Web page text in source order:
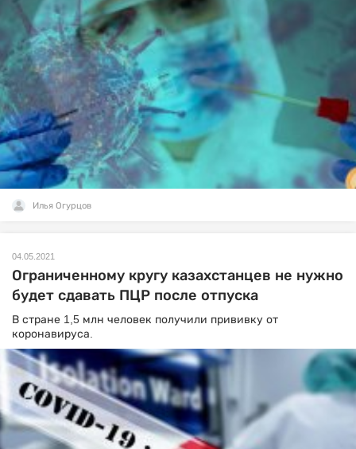
Илья Огурцов
04.05.2021
Ограниченному кругу казахстанцев не нужно
будет сдавать ПЦР после отпуска
В стране 1,5 млн человек получили прививку от
коронавируса.